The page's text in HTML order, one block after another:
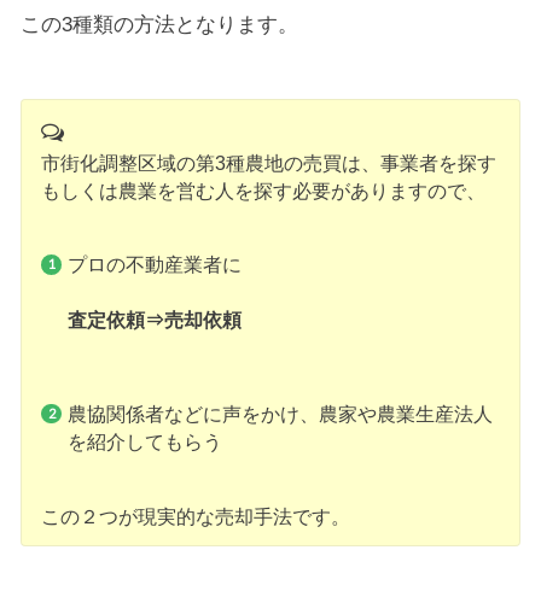
この3種類の方法となります。
市街化調整区域の第3種農地の売買は、事業者を探す
もしくは農業を営む人を探す必要がありますので、
プロの不動産業者に
査定依頼⇒売却依頼
農協関係者などに声をかけ、農家や農業生産法人
を紹介してもらう
この２つが現実的な売却手法です。